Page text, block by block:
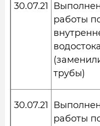
30.07.21
работы
трубы)
30.07.21
работы